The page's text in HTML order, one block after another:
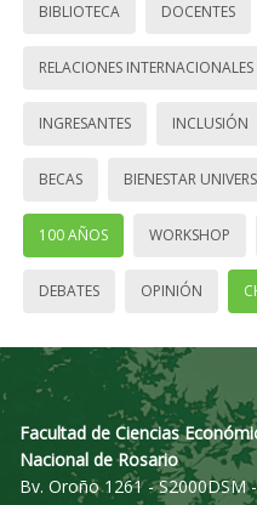
BIBLIOTECA DOCENTES
RELACIONES INTERNACIONALES
INGRESANTES INCLUSIÓN
BECAS BIENESTAR
100 AÑOS WORKSHOP
DEBATES OPINIÓN
Facultad de Ciencias
Nacional de Rosario
Bv. Oroño 1261 - S2000DSM